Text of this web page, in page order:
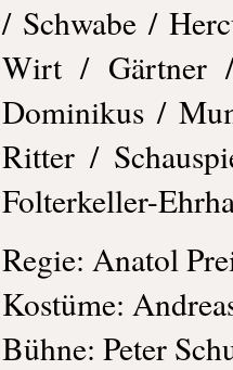
/ Schwabe /
Wirt / Gärtner
Dominikus /
Ritter /
Folterkeller-
Regie: Anatol
Kostüme:
Bühne: Peter